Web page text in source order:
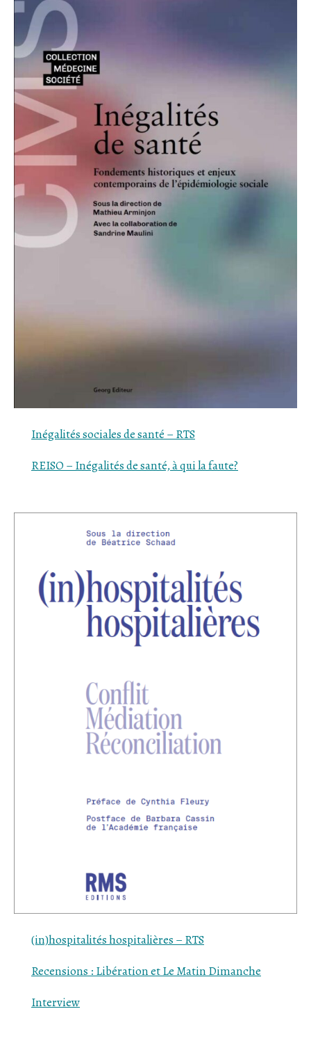
Inégalitéssocialesde santé – RTS
REISO – Inégalitésde santé, à qui la faute?
(in)hospitalités hospitalières – RTS
Recensions : Libération et Le Matin Dimanche
Interview